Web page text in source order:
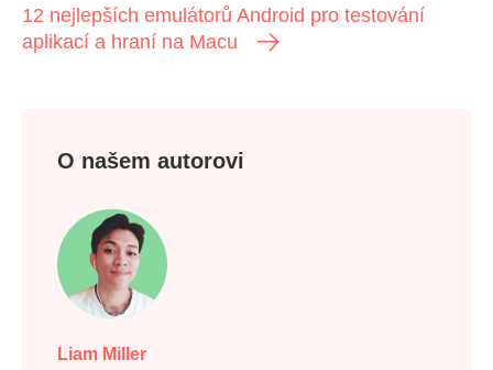
12 nejlepších emulátorů Android pro testování
aplikací a hraní na Macu
O našem autorovi
Liam Miller